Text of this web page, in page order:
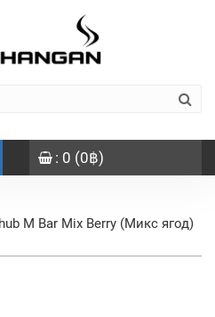
: 0 (0฿)
M Bar Mix Berry (Микс ягод)